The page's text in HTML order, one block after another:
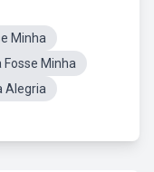
Minha
Fosse Minha
Alegria